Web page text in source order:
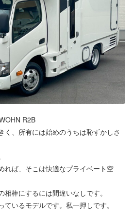
R2B
く、所有には始めのうちは恥ずかしさ
れば、そこは快適なプライベート空
棒にするには間違いなしです。
いるモデルです。私一押しです。